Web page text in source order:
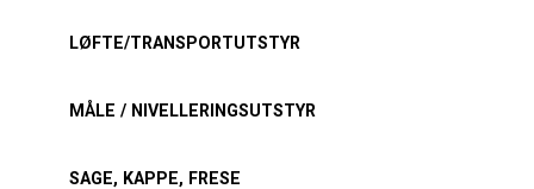
LØFTE/TRANSPORTUTSTYR
MÅLE / NIVELLERINGSUTSTYR
SAGE, KAPPE, FRESE